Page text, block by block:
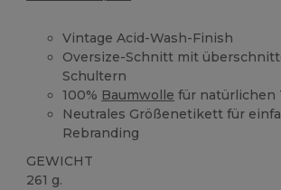
Vintage Acid-Wash-Finish
Oversize-Schnitt mit
Schultern
100% Baumwolle für natürlichen
Neutrales Größenetikett für
Rebranding
GEWICHT
261 g.